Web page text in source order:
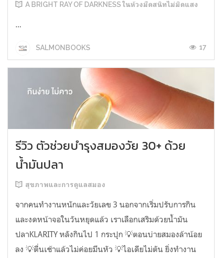
A BRIGHT RAY OF DARKNESS ในห้วงมืดสนิทไม่มิดแสง
...
SALMONBOOKS 17
รีวิว ตัวช่วยบำรุงสมองวัย 30+ ด้วย
น้ำมันปลา
สุขภาพและการดูแลสมอง
จากคนทำงานหนักและวัยเลข 3 นอกจากเริ่มปรับการกิน
และงดหน้าจอในวันหยุดแล้ว เราเลือกเสริมด้วยน้ำมัน
ปลาKLARITY หลังกินไป 1 กระปุก 💡ตอนบ่ายสมองล้าน้อย
ลง 💡ตื่นเช้าแล้วไม่ค่อยมึนหัว 💡ไอเดียไม่ตัน ยิ่งทำงาน